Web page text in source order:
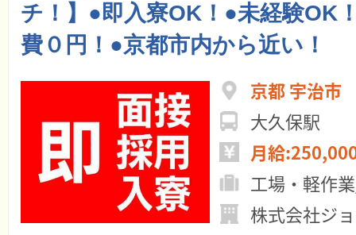
チ！】●即入寮OK！●未経験OK
費０円！●京都市内から近い！
京都 宇治市
大久保駅
月給
工場・軽作
株式会社ジ